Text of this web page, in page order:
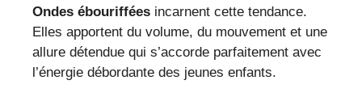
Ondes ébouriffées incarnent cette tendance.
Elles apportent du volume, du mouvement et une
allure détendue qui s’accorde parfaitement avec
l’énergie débordante des jeunes enfants.